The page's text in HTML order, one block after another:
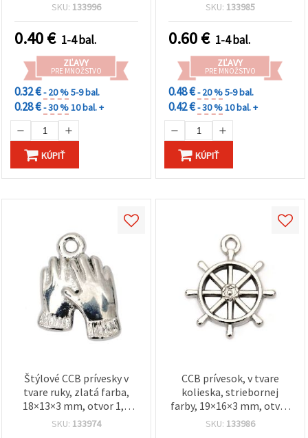
mm – sada 20 ks
SKU: 133996
0.40€ 1-4 bal.
ZĽAVY
PRE MNOŽSTVO
0.32 €- 20 %5-9 bal.
0.28 €- 30 %10 bal. +
KÚPIŤ
strieborná farba – 20 ks
SKU: 133985
0.60€ 1-4 bal.
ZĽAVY
PRE MNOŽSTVO
0.48 €- 20 %5-9 bal.
0.42 €- 30 %10 bal. +
KÚPIŤ
Štýlové CCB prívesky v
tvare ruky, zlatá farba,
18×13×3 mm, otvor 1,5
mm – sada 20 ks
SKU: 133974
CCB prívesok, v tvare
kolieska, striebornej
farby, 19×16×3 mm, otvor
1,5 mm – 20 ks
SKU: 133986